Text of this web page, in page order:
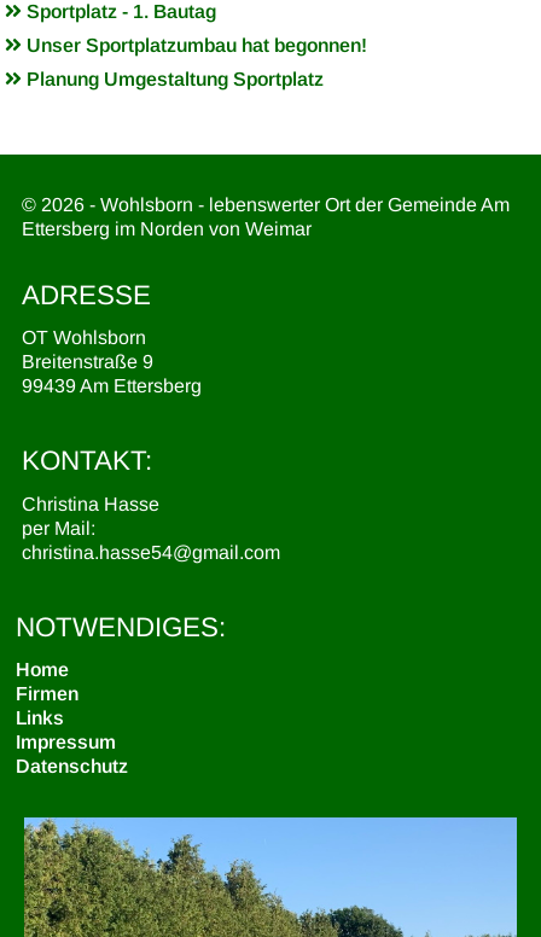
Sportplatz - 1. Bautag
Unser Sportplatzumbau hat begonnen!
Planung Umgestaltung Sportplatz
© 2026 - Wohlsborn - lebenswerter Ort der Gemeinde Am
Ettersberg im Norden von Weimar
ADRESSE
OT Wohlsborn
Breitenstraße 9
99439 Am Ettersberg
KONTAKT:
Christina Hasse
per Mail:
christina.hasse54@gmail.com
NOTWENDIGES:
Home
Firmen
Links
Impressum
Datenschutz